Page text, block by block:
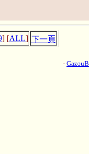
] [ALL] 下一頁
-